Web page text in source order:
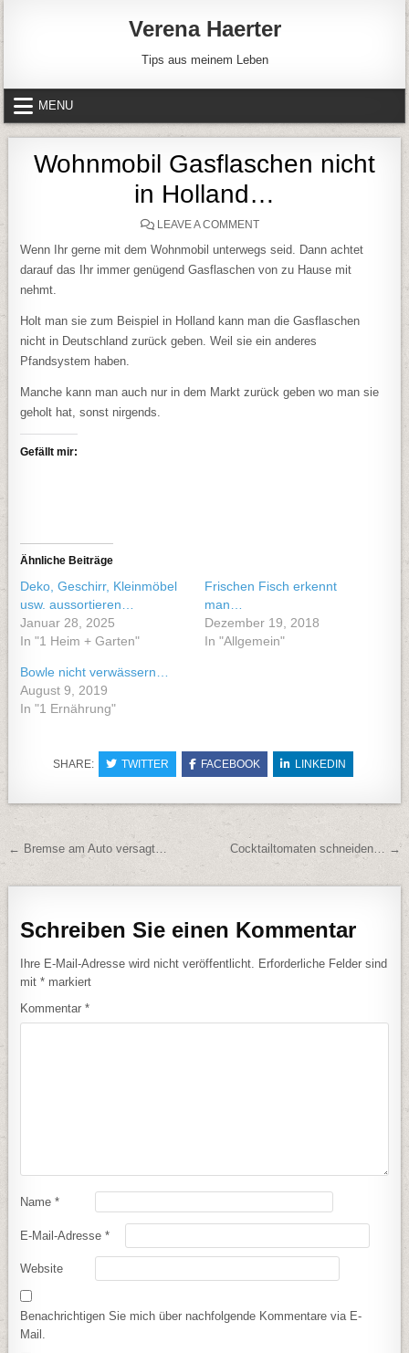
Verena Haerter
Tips aus meinem Leben
MENU
Wohnmobil Gasflaschen nicht
in Holland…
LEAVE A COMMENTON WOHNMOBIL
Wenn Ihr gerne mit dem Wohnmobil unterwegs seid. Dann achtet
darauf das Ihr immer genügend Gasflaschen von zu Hause mit
nehmt.
Holt man sie zum Beispiel in Holland kann man die Gasflaschen
nicht in Deutschland zurück geben. Weil sie ein anderes
Pfandsystem haben.
Manche kann man auch nur in dem Markt zurück geben wo man sie
geholt hat, sonst nirgends.
Gefällt mir:
Ähnliche Beiträge
Deko, Geschirr, Kleinmöbel
usw. aussortieren…
Januar 28, 2025
In "1 Heim + Garten"
Frischen Fisch erkennt
man…
Dezember 19, 2018
In "Allgemein"
Bowle nicht verwässern…
August 9, 2019
In "1 Ernährung"
SHARE: TWITTER FACEBOOK LINKEDIN
BeitragsnavigationCocktailtomaten schneiden… →
← Bremse am Auto versagt…
Schreiben Sie einen Kommentar
Ihre E-Mail-Adresse wird nicht veröffentlicht.
Erforderliche Felder sind
mit* markiert
Kommentar*
Name*
E-Mail-Adresse*
Website
Benachrichtigen Sie mich über nachfolgende Kommentare via E-
Mail.